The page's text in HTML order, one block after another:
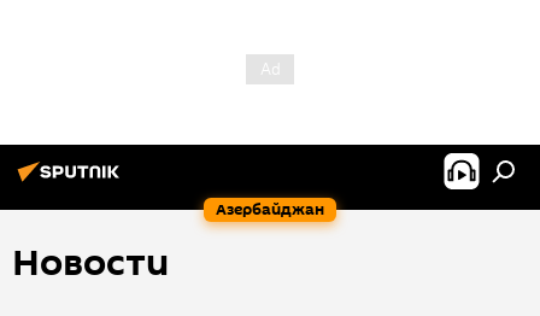
Азербайджан
Новости